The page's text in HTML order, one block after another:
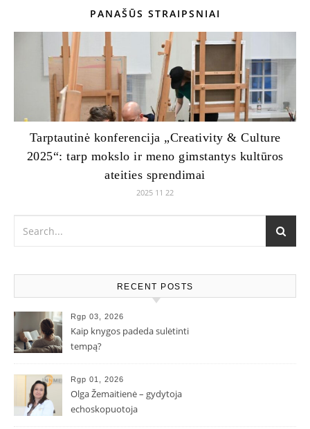
PANAŠŪS STRAIPSNIAI
Tarptautinė konferencija „Creativity & Culture
2025“: tarp mokslo ir meno gimstantys kultūros
ateities sprendimai
2025 11 22
RECENT POSTS
Rgp 03, 2026
Kaip knygos padeda sulėtinti
tempą?
Rgp 01, 2026
Olga Žemaitienė – gydytoja
echoskopuotoja